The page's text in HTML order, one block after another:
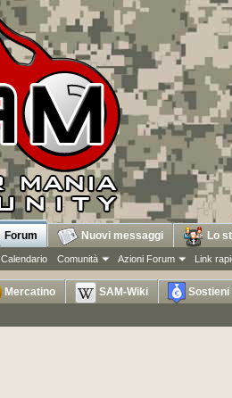
Forum
Calendario Comunità Azioni Forum Link
Nuovi messaggi Lo
Mercatino SAM-Wiki Sostieni